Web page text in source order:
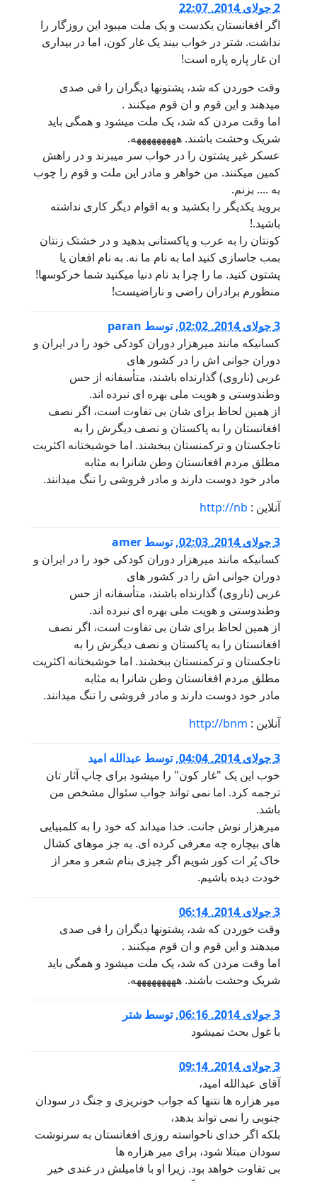
2 جولای 2014, 22:07
اگر افغانستان یکدست و یک ملت میبود این روزگار را
نداشت. شتر در خواب بیند یک غار کون، اما در بیداری
ان غار پاره پاره است!
وقت خوردن که شد، پشتونها دیگران را فی صدی
میدهند و این قوم و ان قوم میکنند .
اما وقت مردن که شد، یک ملت میشود و همگی باید
شریک وحشت باشند. هههههههههه.
عسکر غیر پشتون را در خواب سر میبرند و در راهش
کمین میکنند. من خواهر و مادر این ملت و قوم را چوب
به .... بزنم.
بروید یکدیگر را بکشید و به اقوام دیگر کاری نداشته
باشید.!
کونتان را به عرب و پاکستانی بدهید و در خشتک زنتان
بمب جاسازی کنید اما به نام ما نه. به نام افغان یا
پشتون کنید. ما را چرا بد نام دنیا میکنید شما خرکوسها!
منظورم برادران راضی و ناراضیست!
3 جولای 2014, 02:02 ,توسط paran
کسانیکه مانند میرهزار دوران کودکی خود را در ایران و
دوران جوانی اش را در کشور های
غربی (ناروی) گذارنداه باشند، متأسفانه از حس
وطندوستی و هویت ملی بهره ای نبرده اند.
از همین لحاظ برای شان بی تفاوت است، اگر نصف
افغانستان را به پاکستان و نصف دیگرش را به
تاجکستان و ترکمنستان ببخشند. اما خوشبختانه اکثریت
مطلق مردم افغانستان وطن شانرا به مثابه
مادر خود دوست دارند و مادر فروشی را ننگ میدانند.
آنلاین : http://nb
3 جولای 2014, 02:03 ,توسط amer
کسانیکه مانند میرهزار دوران کودکی خود را در ایران و
دوران جوانی اش را در کشور های
غربی (ناروی) گذارنداه باشند، متأسفانه از حس
وطندوستی و هویت ملی بهره ای نبرده اند.
از همین لحاظ برای شان بی تفاوت است، اگر نصف
افغانستان را به پاکستان و نصف دیگرش را به
تاجکستان و ترکمنستان ببخشند. اما خوشبختانه اکثریت
مطلق مردم افغانستان وطن شانرا به مثابه
مادر خود دوست دارند و مادر فروشی را ننگ میدانند.
آنلاین : http://bnm
3 جولای 2014, 04:04 ,توسط عبدالله امید
خوب این یک "غار کون" را میشود برای چاپ آثار تان
ترجمه کرد. اما نمی تواند جواب سئوال مشخص من
باشد.
میرهزار نوش جانت. خدا میداند که خود را به کلمبیایی
های بیچاره چه معرفی کرده ای. به جز موهای کشال
خاک پُر ات کور شویم اگر چیزی بنام شعر و معر از
خودت دیده باشیم.
3 جولای 2014, 06:14
وقت خوردن که شد، پشتونها دیگران را فی صدی
میدهند و این قوم و ان قوم میکنند .
اما وقت مردن که شد، یک ملت میشود و همگی باید
شریک وحشت باشند. هههههههههه.
3 جولای 2014, 06:16 ,توسط شتر
با غول بحث نمیشود
3 جولای 2014, 09:14
آقای عبدالله امید،
میر هزاره ها نتنها که جواب خونریزی و جنگ در سودان
جنوبی را نمی تواند بدهد،
بلکه اگر خدای ناخواسته روزی افغانستان به سرنوشت
سودان مبتلا شود، برای میر هزاره ها
بی تفاوت خواهد بود. زیرا او با فامیلش در غندی خیر